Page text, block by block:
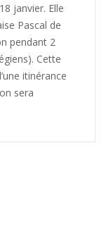
janvier. Elle
Pascal de
pendant 2
Cette
itinérance
sera